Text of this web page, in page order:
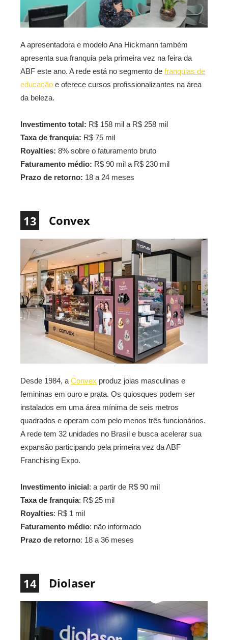
A apresentadora e modelo Ana Hickmann também
apresenta sua franquia pela primeira vez na feira da
ABF este ano. A rede está no segmento de franquias de
educação e oferece cursos profissionalizantes na área
da beleza.
Investimento total: R$ 158 mil a R$ 258 mil
Taxa de franquia: R$ 75 mil
Royalties: 8% sobre o faturamento bruto
Faturamento médio: R$ 90 mil a R$ 230 mil
Prazo de retorno: 18 a 24 meses
13 Convex
Desde 1984, a Convex produz joias masculinas e
femininas em ouro e prata. Os quiosques podem ser
instalados em uma área mínima de seis metros
quadrados e operam com pelo menos três funcionários.
A rede tem 32 unidades no Brasil e busca acelerar sua
expansão participando pela primeira vez da ABF
Franchising Expo.
Investimento inicial: a partir de R$ 90 mil
Taxa de franquia: R$ 25 mil
Royalties: R$ 1 mil
Faturamento médio: não informado
Prazo de retorno: 18 a 36 meses
14 Diolaser